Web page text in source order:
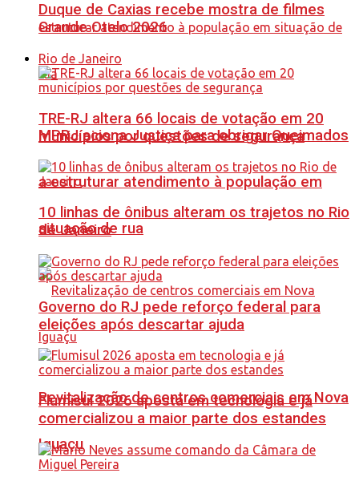
MPRJ aciona Justiça para obrigar Queimados
a estruturar atendimento à população em
situação de rua
Revitalização de centros comerciais em Nova
Iguaçu
Duque de Caxias recebe mostra de filmes
Grande Otelo 2026
Rio de Janeiro
TRE-RJ altera 66 locais de votação em 20
municípios por questões de segurança
10 linhas de ônibus alteram os trajetos no Rio
de Janeiro
Governo do RJ pede reforço federal para
eleições após descartar ajuda
Flumisul 2026 aposta em tecnologia e já
comercializou a maior parte dos estandes